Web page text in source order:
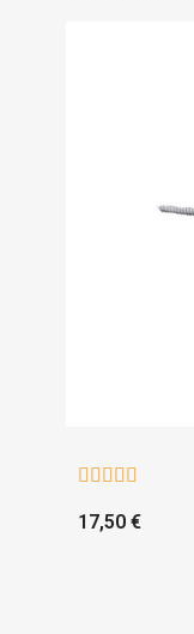
    
17,50 €